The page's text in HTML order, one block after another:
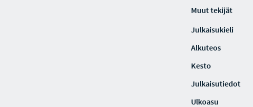
Muut tekijät
Julkaisukieli
Alkuteos
Kesto
Julkaisutiedot
Ulkoasu